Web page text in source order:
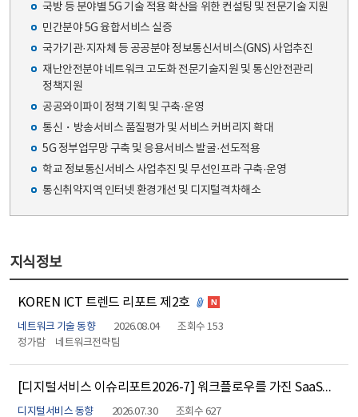
국방 등 분야별 5G 기술 적용 확산을 위한 컨설팅 및 전문기술 지원
민간분야 5G 융합서비스 실증
국가기관·지자체 등 공공분야 정보통신서비스(GNS) 사업추진
재난안전분야 네트워크 고도화 전문기술지원 및 통신안전관리
정책지원
공공와이파이 정책 기획 및 구축·운영
통신・방송서비스 품질평가 및 서비스 커버리지 확대
5G 정부업무망 구축 및 응용서비스 발굴·선도적용
학교 정보통신서비스 사업추진 및 무선인프라 구축·운영
통신취약지역 인터넷 환경개선 및 디지털격차해소
지식정보
KOREN ICT 트렌드 리포트 제2호 첨부파일 있음
네트워크 기술 동향 2026.08.04
조회수 153
정가람
네트워크전략팀
[디지털서비스 이슈리포트2026-7] 워크플로우를 가진 SaaS만 살아남는다
디지털서비스 동향 2026.07.30
조회수 627